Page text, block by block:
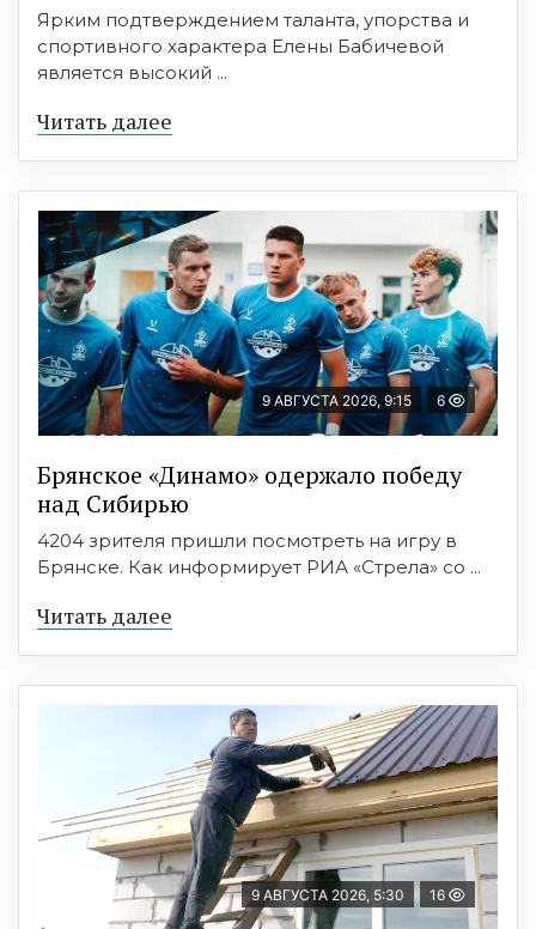
Ярким подтверждением таланта, упорства и
спортивного характера Елены Бабичевой
является высокий ...
Читать далее
9 АВГУСТА 2026, 9:15 6
Брянское «Динамо» одержало победу
над Сибирью
4204 зрителя пришли посмотреть на игру в
Брянске. Как информирует РИА «Стрела» со ...
Читать далее
9 АВГУСТА 2026, 5:30 16